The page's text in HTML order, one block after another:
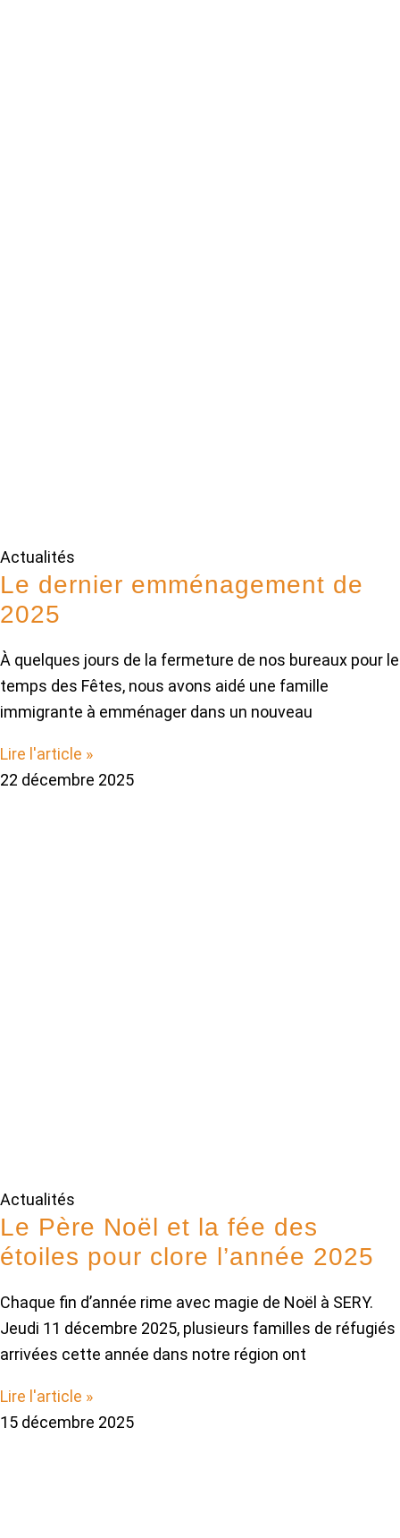
Actualités
Le dernier emménagement de
2025
À quelques jours de la fermeture de nos bureaux pour le
temps des Fêtes, nous avons aidé une famille
immigrante à emménager dans un nouveau
Lire l'article »
22 décembre 2025
Actualités
Le Père Noël et la fée des
étoiles pour clore l’année 2025
Chaque fin d’année rime avec magie de Noël à SERY.
Jeudi 11 décembre 2025, plusieurs familles de réfugiés
arrivées cette année dans notre région ont
Lire l'article »
15 décembre 2025